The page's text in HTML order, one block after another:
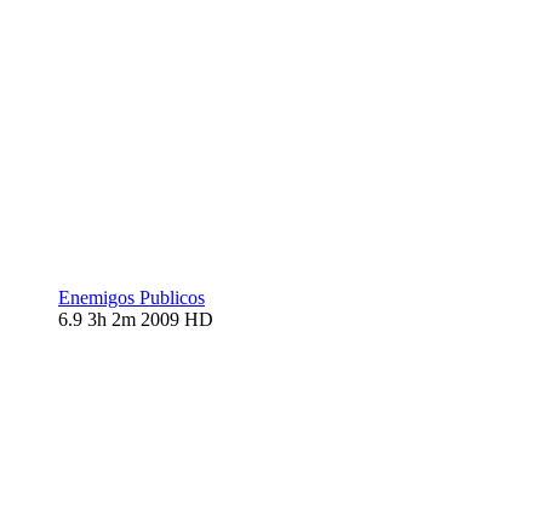
Enemigos Publicos
6.9 3h 2m 2009 HD